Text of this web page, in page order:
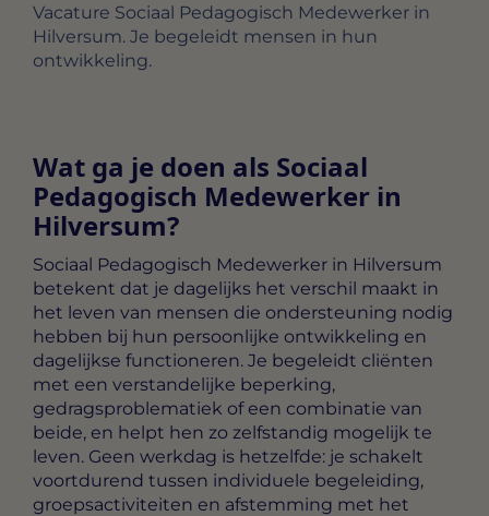
Vacature Sociaal Pedagogisch Medewerker in
Hilversum. Je begeleidt mensen in hun
ontwikkeling.
Wat ga je doen als Sociaal
Pedagogisch Medewerker in
Hilversum?
Sociaal Pedagogisch Medewerker in Hilversum
betekent dat je dagelijks het verschil maakt in
het leven van mensen die ondersteuning nodig
hebben bij hun persoonlijke ontwikkeling en
dagelijkse functioneren. Je begeleidt cliënten
met een verstandelijke beperking,
gedragsproblematiek of een combinatie van
beide, en helpt hen zo zelfstandig mogelijk te
leven. Geen werkdag is hetzelfde: je schakelt
voortdurend tussen individuele begeleiding,
groepsactiviteiten en afstemming met het